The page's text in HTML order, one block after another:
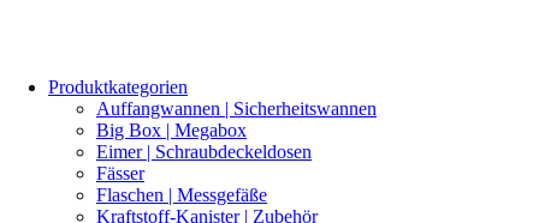
Produktkategorien
Auffangwannen | Sicherheitswannen
Big Box | Megabox
Eimer | Schraubdeckeldosen
Fässer
Flaschen | Messgefäße
Kraftstoff-Kanister | Zubehör